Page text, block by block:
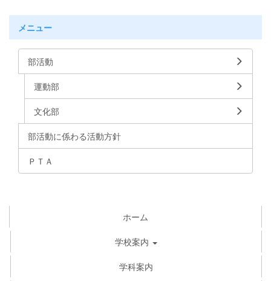
メニュー
部活動
運動部
文化部
部活動に係わる活動方針
ＰＴＡ
ホーム
学校案内
学科案内